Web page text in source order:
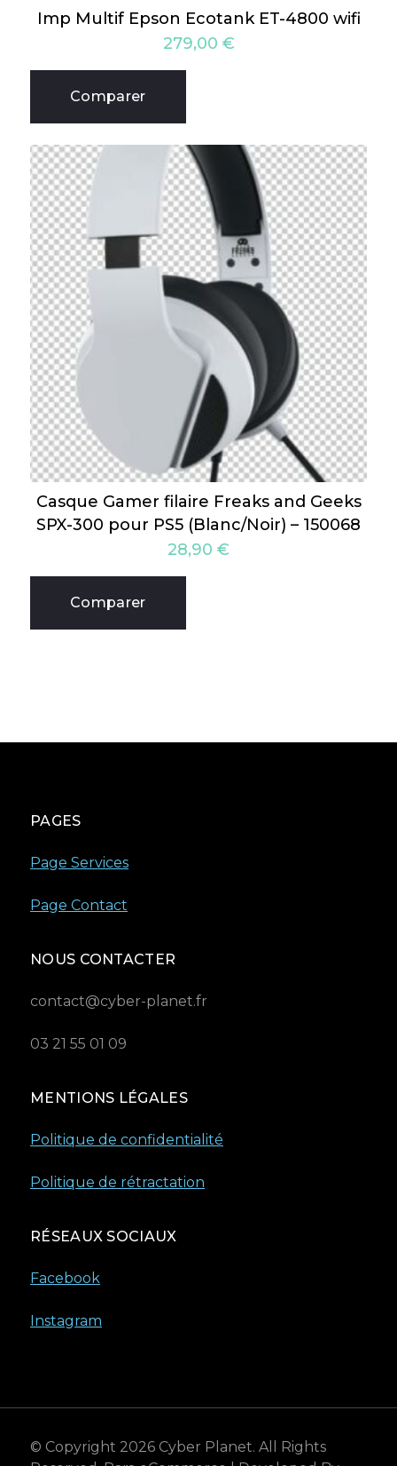
Imp Multif Epson Ecotank ET-4800 wifi
279,00 €
Comparer
Casque Gamer filaire Freaks and Geeks
SPX-300 pour PS5 (Blanc/Noir) – 150068
28,90 €
Comparer
PAGES
Page Services
Page Contact
NOUS CONTACTER
contact@cyber-planet.fr
03 21 55 01 09
MENTIONS LÉGALES
Politique de confidentialité
Politique de rétractation
RÉSEAUX SOCIAUX
Facebook
Instagram
© Copyright 2026 Cyber Planet. All Rights